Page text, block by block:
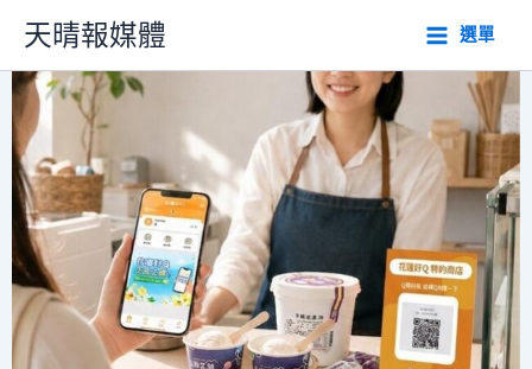
主
要
容
天晴報媒體 選單